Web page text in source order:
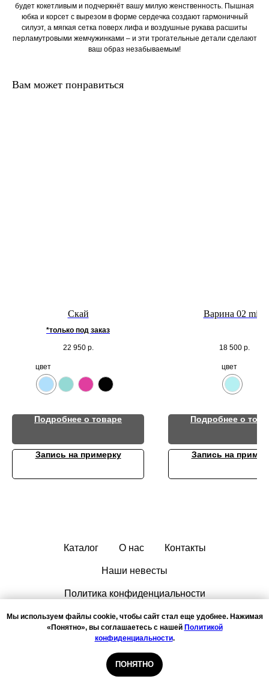
Запись на примерку
будет кокетливым и подчеркнёт вашу милую женственность. Пышная
юбка и корсет с вырезом в форме сердечка создают гармоничный
силуэт, а мягкая сетка поверх лифа и воздушные рукава расшиты
перламутровыми жемчужинками – и эти трогательные детали сделают
ваш образ незабываемым!
Вам может понравиться
Скай
*только под заказ
22 950 р.
цвет
Подробнее о товаре
Запись на примерку
Варина 02 midi
18 500 р.
цвет
Подробнее о
Запись на
Каталог О нас Контакты
Наши невесты
Политика конфиденциальности
ООО "ФАНТАЗИЯ", ИНН: 1435237254, ОГРН: 1111435000643
© 2011-2026
Мы используем файлы cookie, чтобы сайт стал еще удобнее. Нажимая
«Понятно», вы соглашаетесь с нашей Политикой
конфиденциальности.
ПОНЯТНО